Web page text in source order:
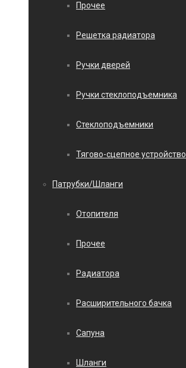
Прочее
Решетка радиатора
Ручки дверей
Ручки стеклоподъемника
Стеклоподъемники
Тягово-сцепное устройство
Патрубки/Шланги
Отопителя
Прочее
Радиатора
Расширительного бачка
Сапуна
Шланги